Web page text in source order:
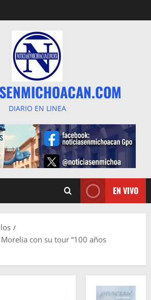
DIARIO EN LINEA
EN VIVO
con su tour “100 años